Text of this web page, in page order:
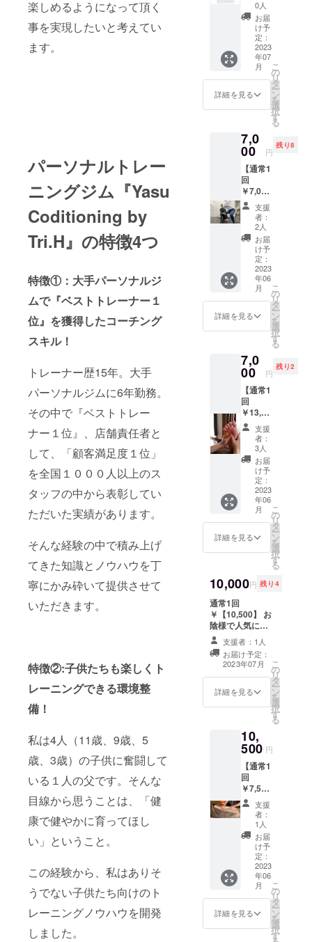
楽しめるようになって頂く
事を実現したいと考えてい
ます。
パーソナルトレー
ニングジム『Yasu
Coditioning by
Tri.H』の特徴4つ
特徴①：大手パーソナルジ
ムで『ベストトレーナー１
位』を獲得したコーチング
スキル！
トレーナー歴15年。大手
パーソナルジムに6年勤務。
その中で『ベストトレー
ナー１位』、店舗責任者と
して、「顧客満足度１位」
を全国１０００人以上のス
タッフの中から表彰してい
ただいた実績があります。
そんな経験の中で積み上げ
てきた知識とノウハウを丁
寧にかみ砕いて提供させて
いただきます。
特徴②:子供たちも楽しくト
レーニングできる環境整
備！
私は4人（11歳、9歳、5
歳、3歳）の子供に奮闘して
いる１人の父です。そんな
目線から思うことは、「健
康で健やかに育ってほし
い」ということ。
この経験から、私はありそ
うでない子供たち向けのト
レーニングノウハウを開発
しました。
為、追
加させ
て頂き
まし
た。 こ
ちらを
お届け
させて
いただ
きま
す。 ま
謝の気
持ちを
込めて
メール
を送ら
せてい
ただき
ます。
0人
お届
け予
定：
2023
年07
月
詳細を見る
こ
の
リ
タ
ー
ン
を
選
択
す
る
7,0
00 円
残り8
【通常1
回
￥7,000
】 パー
ソナル
トレー
ニング
50分/2
回の提
供 有効
期限：
2023年
6月15日
から8月
31日
支援
者：
2人
お届
け予
定：
2023
年06
月
詳細を見る
こ
の
リ
タ
ー
ン
を
選
択
す
る
7,0
00 円
残り2
【通常1
回
￥13,50
0】 ロ
ミロミ
＆デ
トック
スヘッ
ドスパ
＆足つ
ぼマッ
サージ
110分/1
回の提
供 有効
期限：
6月15日
から8月
支援
者：
3人
お届
け予
定：
2023
年06
月
詳細を見る
こ
の
リ
タ
ー
ン
を
選
択
す
る
10,000円 残り4
通常1回
￥【10,500】 お
陰様で人気によ
り追加させて頂
きます。 ロミロ
ミ＆デトックス
ヘッドスパ80
分/2回の提供 有
効期限：2023年
6月15日から8月
支援者：1人
お届け予定：
2023年07月
詳細を見る
こ
の
リ
タ
ー
ン
を
選
択
す
る
10,
500 円
【通常1
回
￥7,500
】 ロミ
ロミ50
分/3回
の提供
有効期
限：
2023年
6月15日
から8月
31日
支援
者：
1人
お届
け予
定：
2023
年06
月
詳細を見る
こ
の
リ
タ
ー
ン
を
選
択
す